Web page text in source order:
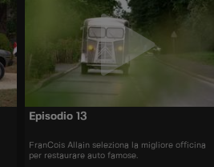
Episodio 13
FranCois Allain seleziona la migliore officina
per restaurare auto famose.